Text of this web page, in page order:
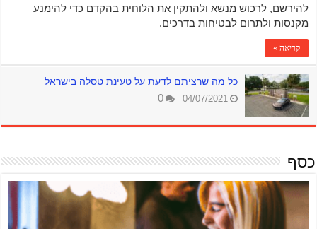
להירשם, לרכוש מנשא ולהתקין את הלוחית בהקדם כדי להימנע
מקנסות ולתרום לבטיחות בדרכים.
קריאה »
כל מה שרציתם לדעת על טעינת טסלה בישראל
04/07/2021
0
כסף